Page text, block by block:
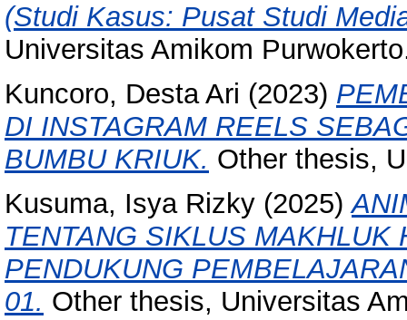
(Studi Kasus: Pusat Studi
Universitas Amikom
Kuncoro, Desta Ari (2023)
DI INSTAGRAM REELS
BUMBU KRIUK. Other thesis,
Kusuma, Isya Rizky (2025)
TENTANG SIKLUS
PENDUKUNG
01. Other thesis, Universitas